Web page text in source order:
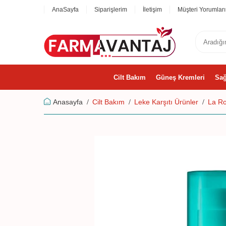
AnaSayfa Siparişlerim İletişim Müşteri Yorumları
Cilt Bakım Güneş Kremleri
Anasayfa Cilt Bakım Leke Karşıtı Ürünler La